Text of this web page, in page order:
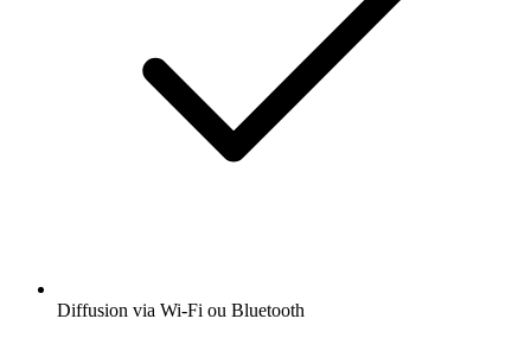
Diffusion via Wi-Fi ou Bluetooth